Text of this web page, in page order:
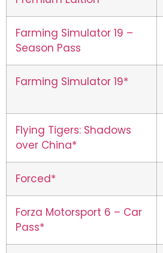
Farming Simulator 19 –
Season Pass
Farming Simulator 19*
Flying Tigers: Shadows
over China*
Forced*
Forza Motorsport 6 – Car
Pass*